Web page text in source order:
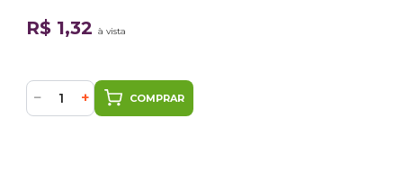
R$ 1,32 à vista
− + COMPRAR